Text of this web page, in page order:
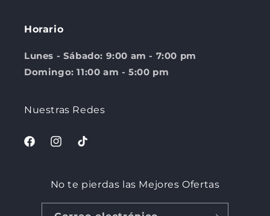
Horario
Lunes - Sábado: 9:00 am - 7:00 pm
Domingo: 11:00 am - 5:00 pm
Nuestras Redes
FacebookInstagram
TikTok
No te pierdas las Mejores Ofertas